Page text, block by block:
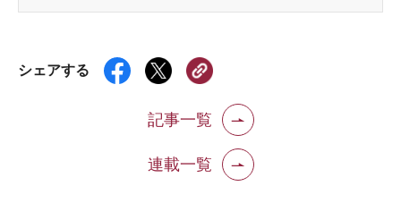
シェアする
記事一覧
連載一覧